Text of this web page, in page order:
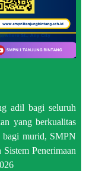
adil bagi seluruh
yang berkualitas
bagi murid, SMPN
Penerimaan